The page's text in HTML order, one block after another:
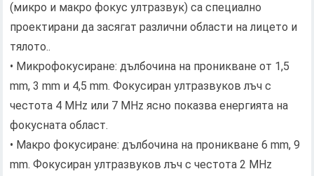
(микро и макро фокус ултразвук) са специално
проектирани да засягат различни области на лицето и
тялото..
• Микрофокусиране: дълбочина на проникване от 1,5
mm, 3 mm и 4,5 mm. Фокусиран ултразвуков лъч с
честота 4 MHz или 7 MHz ясно показва енергията на
фокусната област.
• Макро фокусиране: дълбочина на проникване 6 mm, 9
mm. Фокусиран ултразвуков лъч с честота 2 MHz